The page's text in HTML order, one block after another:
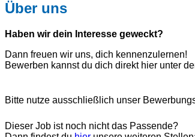
Über uns
Haben wir dein Interesse geweckt?
Dann freuen wir uns, dich kennenzulernen!
Bewerben kannst du dich direkt hier unter
Bitte nutze ausschließlich unser
Dieser Job ist noch nicht das Passende?